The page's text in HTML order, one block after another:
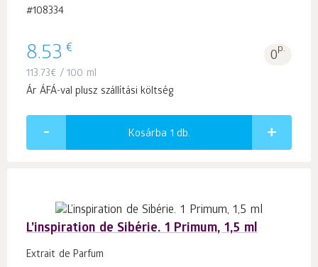
#108334
8.53 € 0p.
113.73€ / 100 ml
Ár ÁFÁ-val plusz szállítási költség
Kosárba 1 db.
L’inspiration de Sibérie. 1 Primum, 1,5 ml
Extrait de Parfum